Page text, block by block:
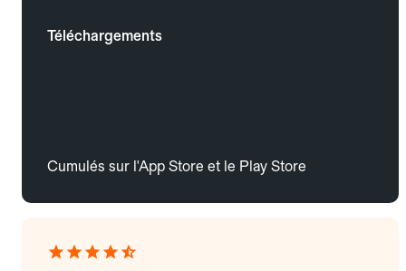
Téléchargements
Cumulés sur l'App Store et le Play Store